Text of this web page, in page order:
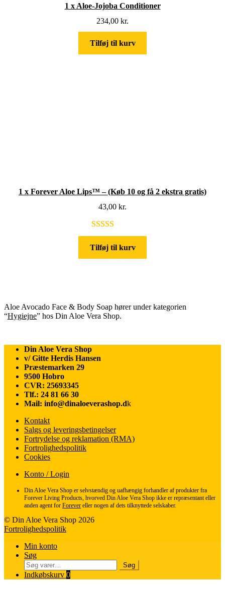
1 x Aloe-Jojoba Conditioner
234,00 kr.
Tilføj til kurv
1 x Forever Aloe Lips™ – (Køb 10 og få 2 ekstra gratis)
43,00 kr.
Bedømt som
5.00ud af 5
baseret på
1
Tilføj til kurv
Aloe Avocado Face & Body Soap hører under kategorien
“Hygiejne” hos Din Aloe Vera Shop.
Din Aloe Vera Shop
v/ Gitte Herdis Hansen
Præstemarken 29
9500 Hobro
CVR: 25693345
Tlf.: 24 81 66 30
Mail: info@dinaloeverashop.dk
Kontakt
Salgs og leveringsbetingelser
Fortrydelse og reklamation (RMA)
Fortrolighedspolitik
Cookies
Konto / Login
Din Aloe Vera Shop er selvstændig og uafhængig forhandler af produkter fra
Forever Living Products, hvorved Din Aloe Vera Shop ikke er repræsentant eller
anden agent for Forever eller nogen af dets tilknyttede selskaber.
© Din Aloe Vera Shop 2026
Fortrolighedspolitik
Min konto
Søg
Søg
efter:
Søg
Indkøbskurv 0